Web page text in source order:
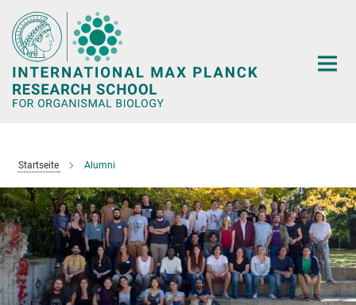
Hauptinhalt
Startseite Alumni